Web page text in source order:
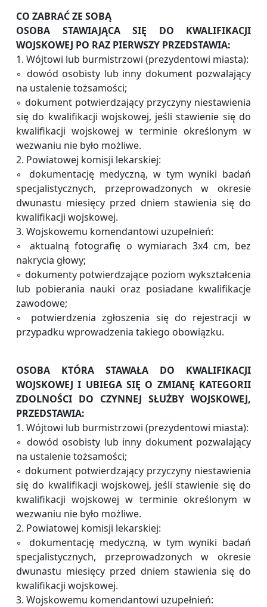
CO ZABRAĆ ZE SOBĄ
OSOBA STAWIAJĄCA SIĘ DO KWALIFIKACJI
WOJSKOWEJ PO RAZ PIERWSZY PRZEDSTAWIA:
1. Wójtowi lub burmistrzowi (prezydentowi miasta):
◦ dowód osobisty lub inny dokument pozwalający
na ustalenie tożsamości;
◦ dokument potwierdzający przyczyny niestawienia
się do kwalifikacji wojskowej, jeśli stawienie się do
kwalifikacji wojskowej w terminie określonym w
wezwaniu nie było możliwe.
2. Powiatowej komisji lekarskiej:
◦ dokumentację medyczną, w tym wyniki badań
specjalistycznych, przeprowadzonych w okresie
dwunastu miesięcy przed dniem stawienia się do
kwalifikacji wojskowej.
3. Wojskowemu komendantowi uzupełnień:
◦ aktualną fotografię o wymiarach 3x4 cm, bez
nakrycia głowy;
◦ dokumenty potwierdzające poziom wykształcenia
lub pobierania nauki oraz posiadane kwalifikacje
zawodowe;
◦ potwierdzenia zgłoszenia się do rejestracji w
przypadku wprowadzenia takiego obowiązku.
OSOBA KTÓRA STAWAŁA DO KWALIFIKACJI
WOJSKOWEJ I UBIEGA SIĘ O ZMIANĘ KATEGORII
ZDOLNOŚCI DO CZYNNEJ SŁUŻBY WOJSKOWEJ,
PRZEDSTAWIA:
1. Wójtowi lub burmistrzowi (prezydentowi miasta):
◦ dowód osobisty lub inny dokument pozwalający
na ustalenie tożsamości;
◦ dokument potwierdzający przyczyny niestawienia
się do kwalifikacji wojskowej, jeśli stawienie się do
kwalifikacji wojskowej w terminie określonym w
wezwaniu nie było możliwe.
2. Powiatowej komisji lekarskiej:
◦ dokumentację medyczną, w tym wyniki badań
specjalistycznych, przeprowadzonych w okresie
dwunastu miesięcy przed dniem stawienia się do
kwalifikacji wojskowej.
3. Wojskowemu komendantowi uzupełnień: